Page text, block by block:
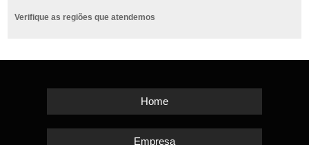
Verifique as regiões que atendemos
Home
Empresa